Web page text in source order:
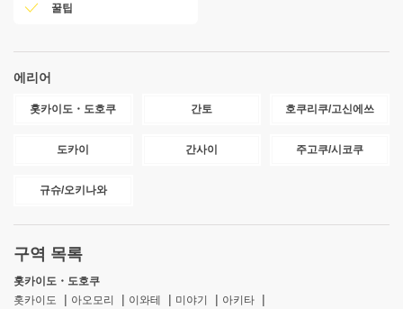
꿀팁
에리어
홋카이도・도호쿠 간토 호쿠리쿠/고신에쓰
도카이 간사이 주고쿠/시코쿠
규슈/오키나와
구역 목록
홋카이도・도호쿠
홋카이도
아오모리 이와테 미야기
아키타